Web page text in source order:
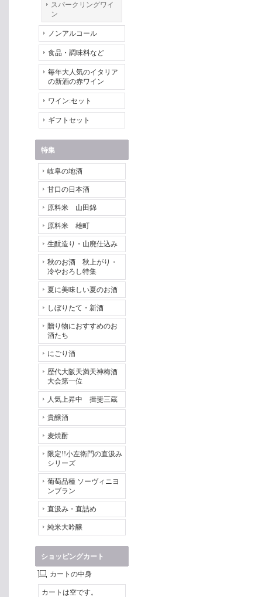
スパークリングワイ
ン
ノンアルコール
食品・調味料など
毎年大人気のイタリア
の新酒の赤ワイン
ワイン:セット
ギフトセット
特集
岐阜の地酒
甘口の日本酒
原料米 山田錦
原料米 雄町
生酛造り・山廃仕込み
秋のお酒 秋上がり・
冷やおろし特集
夏に美味しい夏のお酒
しぼりたて・新酒
贈り物におすすめのお
酒たち
にごり酒
歴代大阪天満天神梅酒
大会第一位
人気上昇中 揖斐三蔵
貴醸酒
麦焼酎
限定!!小左衛門の直汲み
シリーズ
葡萄品種 ソーヴィニヨ
ンブラン
直汲み・直詰め
純米大吟醸
ショッピングカート
カートの中身
カートは空です。